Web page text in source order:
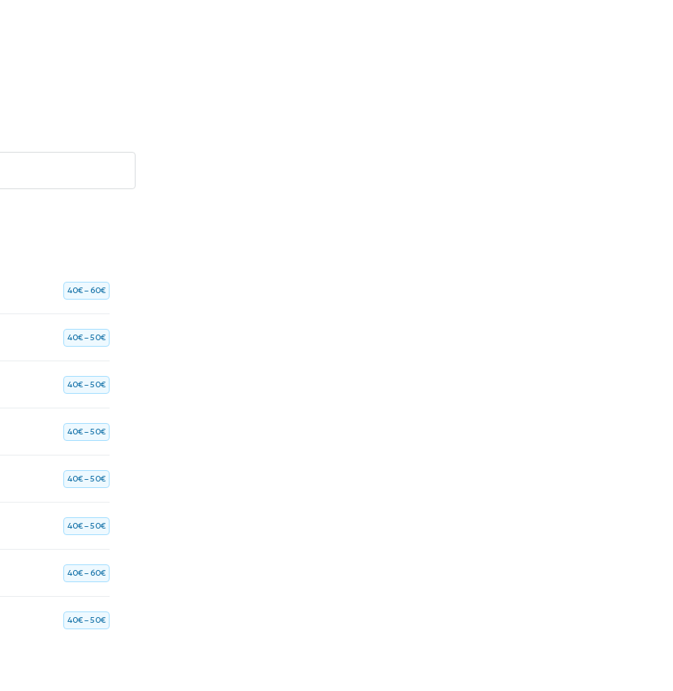
40€ – 60€
40€ – 50€
40€ – 50€
40€ – 50€
40€ – 50€
40€ – 50€
40€ – 60€
40€ – 50€